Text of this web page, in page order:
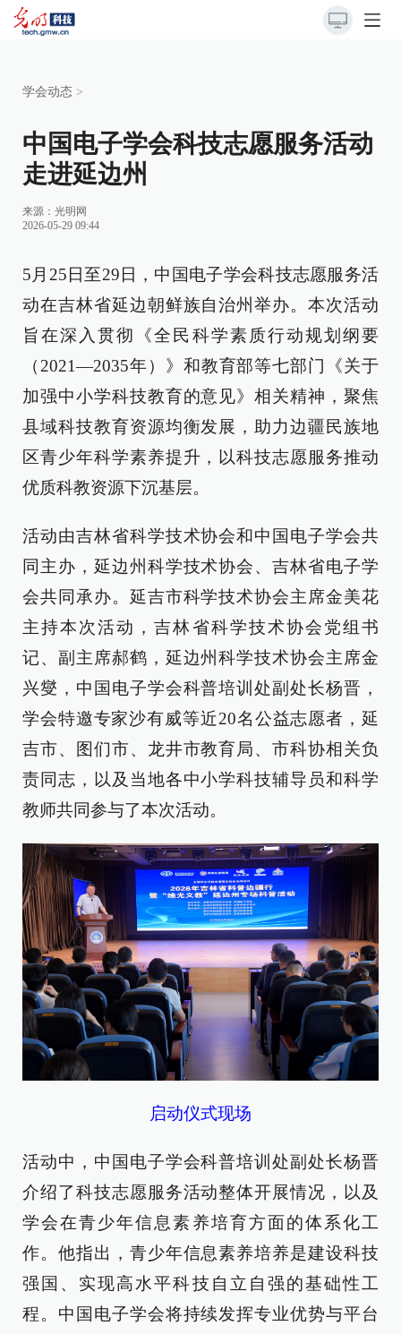
学会动态 >
中国电子学会科技志愿服务活动
走进延边州
来源： 光明网
2026-05-29 09:44
5月25日至29日，中国电子学会科技志愿服务活
动在吉林省延边朝鲜族自治州举办。本次活动
旨在深入贯彻《全民科学素质行动规划纲要
（2021—2035年）》和教育部等七部门《关于
加强中小学科技教育的意见》相关精神，聚焦
县域科技教育资源均衡发展，助力边疆民族地
区青少年科学素养提升，以科技志愿服务推动
优质科教资源下沉基层。
活动由吉林省科学技术协会和中国电子学会共
同主办，延边州科学技术协会、吉林省电子学
会共同承办。延吉市科学技术协会主席金美花
主持本次活动，吉林省科学技术协会党组书
记、副主席郝鹤，延边州科学技术协会主席金
兴燮，中国电子学会科普培训处副处长杨晋，
学会特邀专家沙有威等近20名公益志愿者，延
吉市、图们市、龙井市教育局、市科协相关负
责同志，以及当地各中小学科技辅导员和科学
教师共同参与了本次活动。
启动仪式现场
活动中，中国电子学会科普培训处副处长杨晋
介绍了科技志愿服务活动整体开展情况，以及
学会在青少年信息素养培育方面的体系化工
作。他指出，青少年信息素养培养是建设科技
强国、实现高水平科技自立自强的基础性工
程。中国电子学会将持续发挥专业优势与平台